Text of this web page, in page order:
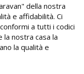
della nostra
e affidabilità. Ci
a tutti i codici
la nostra casa la
la qualità e